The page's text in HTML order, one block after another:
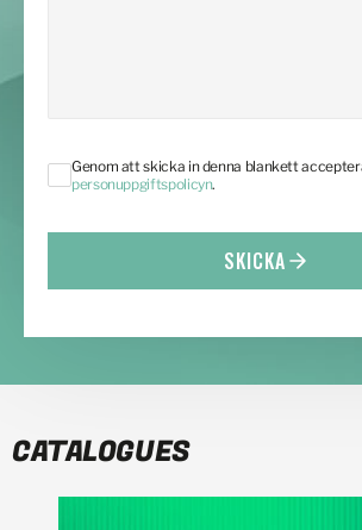
Genom att skicka in denna blankett
personuppgiftspolicyn.
SKICKA
CATALOGUES